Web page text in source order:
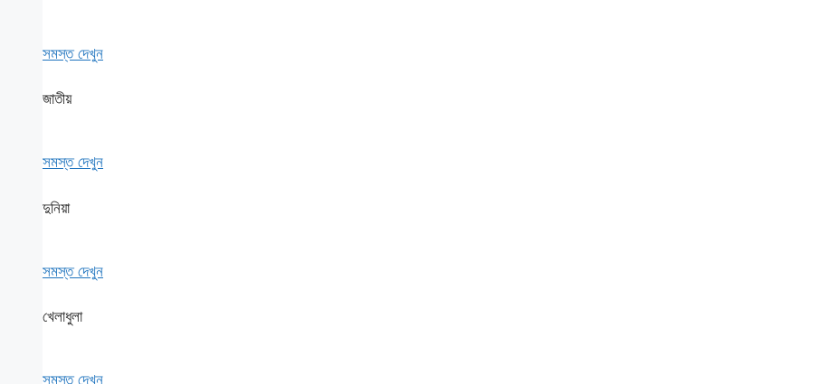
সমস্ত দেখুন
জাতীয়
সমস্ত দেখুন
দুনিয়া
সমস্ত দেখুন
খেলাধুলা
সমস্ত দেখুন